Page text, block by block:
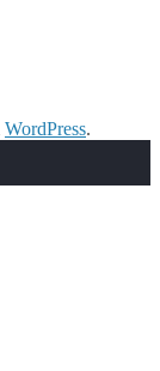
WordPress.